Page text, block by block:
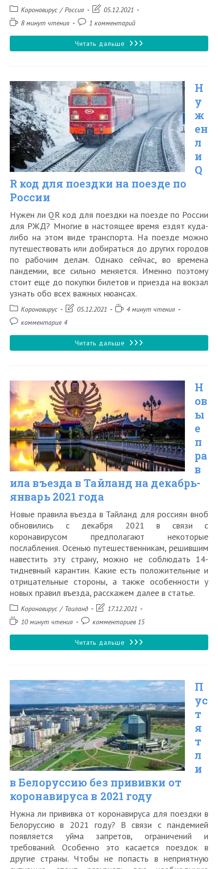
Рубрика
записи:
Коронавирус / Россия
Запись05.12.2021
Время8 минут чтения
Комментарии
записи:
1 комментарий
Читать дальше Нужен
код
для
поездки
в
Москву
в
2026
Н
у
ж
ен
л
и
Q
R код для поездки на поезде по
России
Нужен ли QR код для поездки на поезде по России
для РЖД? Многие в настоящее время ездят куда-
либо на этом виде транспорта. На поезде можно
путешествовать или добираться до других городов
по рабочим делам. Однако сейчас, во времена
пандемии, все сильно меняется. Именно поэтому
стоит еще до покупки билетов и приезда на вокзал
узнать обо всех важных нюансах.
Рубрика
записи:
Коронавирус
Запись
изменена:
05.12.2021
Время4 минут чтения
Комментарии
комментария 4
Читать дальше Нужен
поездки
на
поезде
по
России
Н
ов
ы
е
п
ра
в
ила въезда в Тайланд на декабрь-
январь 2021 года
Новые правила въезда в Тайланд для россиян вноб
обновились с декабря 2021 в связи с
коронавирусом предполагают некоторые
послабления. Осенью путешественникам, решившим
навестить эту страну, можно не соблюдать 14-
тидневный карантин. Какие есть положительные и
отрицательные стороны, а также особенности у
новых правил въезда, расскажем далее в статье.
Рубрика
записи:
Коронавирус / Таиланд
Запись17.12.2021
Время10 минут чтения
Комментарии
записи:
комментариев 15
Читать дальше Новые
в
Тайланд
на
декабрь-
январь
2021
года
П
ус
т
я
т
л
и
в Белоруссию без прививки от
коронавируса в 2021 году
Нужна ли прививка от коронавируса для поездки в
Белоруссию в 2021 году? В связи с пандемией
появляется уйма запретов, ограничений и
требований. Особенно это касается поездок в
другие страны. Чтобы не попасть в неприятную